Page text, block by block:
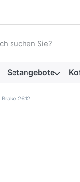
Suchbegriff ein.
Setangebote
Brake 2612